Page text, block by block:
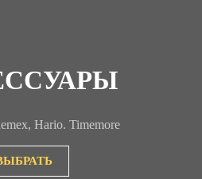
Hario. Timemore